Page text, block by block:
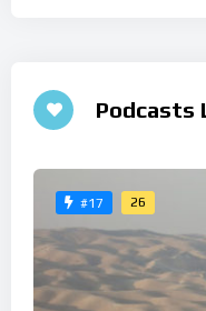
Podcasts
#17 26